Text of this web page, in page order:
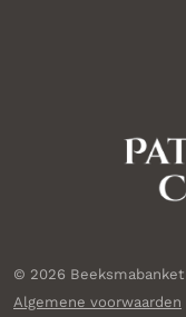
© 2026 Beeksmabanket
Algemene voorwaarden